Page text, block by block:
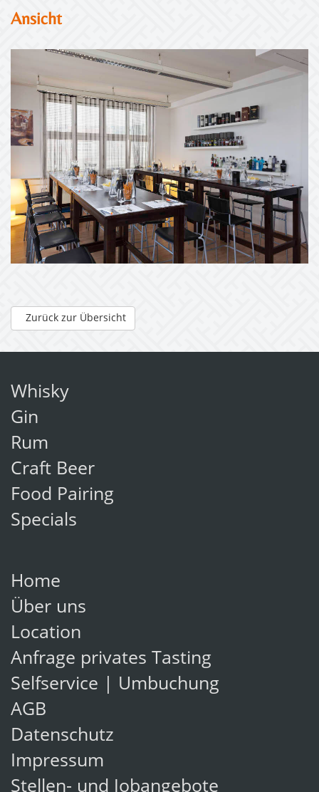
Ansicht
Zurück zur Übersicht
Whisky
Gin
Rum
Craft Beer
Food Pairing
Specials
Home
Über uns
Location
Anfrage privates Tasting
Selfservice | Umbuchung
AGB
Datenschutz
Impressum
Stellen- und Jobangebote